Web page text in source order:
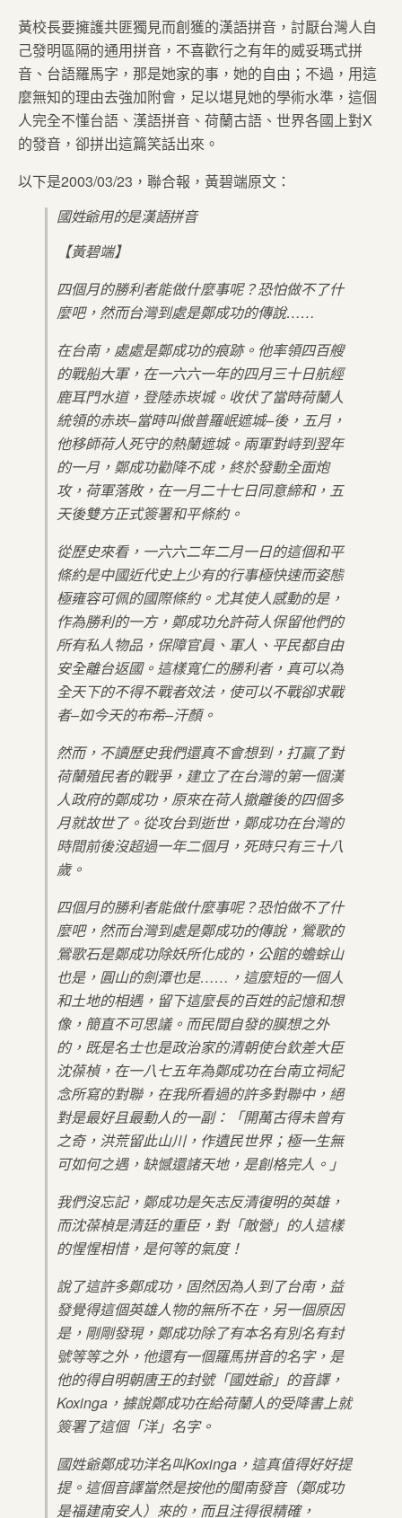
黃校長要擁護共匪獨見而創獲的漢語拼音，討厭台灣人自
己發明區隔的通用拼音，不喜歡行之有年的威妥瑪式拼
音、台語羅馬字，那是她家的事，她的自由；不過，用這
麼無知的理由去強加附會，足以堪見她的學術水準，這個
人完全不懂台語、漢語拼音、荷蘭古語、世界各國上對X
的發音，卻拼出這篇笑話出來。
以下是2003/03/23，聯合報，黃碧端原文：
國姓爺用的是漢語拼音
【黃碧端】
四個月的勝利者能做什麼事呢？恐怕做不了什
麼吧，然而台灣到處是鄭成功的傳說……
在台南，處處是鄭成功的痕跡。他率領四百艘
的戰船大軍，在一六六一年的四月三十日航經
鹿耳門水道，登陸赤崁城。收伏了當時荷蘭人
統領的赤崁–當時叫做普羅岷遮城–後，五月，
他移師荷人死守的熱蘭遮城。兩軍對峙到翌年
的一月，鄭成功勸降不成，終於發動全面炮
攻，荷軍落敗，在一月二十七日同意締和，五
天後雙方正式簽署和平條約。
從歷史來看，一六六二年二月一日的這個和平
條約是中國近代史上少有的行事極快速而姿態
極雍容可佩的國際條約。尤其使人感動的是，
作為勝利的一方，鄭成功允許荷人保留他們的
所有私人物品，保障官員、軍人、平民都自由
安全離台返國。這樣寬仁的勝利者，真可以為
全天下的不得不戰者效法，使可以不戰卻求戰
者–如今天的布希–汗顏。
然而，不讀歷史我們還真不會想到，打贏了對
荷蘭殖民者的戰爭，建立了在台灣的第一個漢
人政府的鄭成功，原來在荷人撤離後的四個多
月就故世了。從攻台到逝世，鄭成功在台灣的
時間前後沒超過一年二個月，死時只有三十八
歲。
四個月的勝利者能做什麼事呢？恐怕做不了什
麼吧，然而台灣到處是鄭成功的傳說，鶯歌的
鶯歌石是鄭成功除妖所化成的，公館的蟾蜍山
也是，圓山的劍潭也是……，這麼短的一個人
和土地的相遇，留下這麼長的百姓的記憶和想
像，簡直不可思議。而民間自發的膜想之外
的，既是名士也是政治家的清朝使台欽差大臣
沈葆楨，在一八七五年為鄭成功在台南立祠紀
念所寫的對聯，在我所看過的許多對聯中，絕
對是最好且最動人的一副：「開萬古得未曾有
之奇，洪荒留此山川，作遺民世界；極一生無
可如何之遇，缺憾還諸天地，是創格完人。」
我們沒忘記，鄭成功是矢志反清復明的英雄，
而沈葆楨是清廷的重臣，對「敵營」的人這樣
的惺惺相惜，是何等的氣度！
說了這許多鄭成功，固然因為人到了台南，益
發覺得這個英雄人物的無所不在，另一個原因
是，剛剛發現，鄭成功除了有本名有別名有封
號等等之外，他還有一個羅馬拼音的名字，是
他的得自明朝唐王的封號「國姓爺」的音譯，
Koxinga，據說鄭成功在給荷蘭人的受降書上就
簽署了這個「洋」名字。
國姓爺鄭成功洋名叫Koxinga，這真值得好好提
提。這個音譯當然是按他的閩南發音（鄭成功
是福建南安人）來的，而且注得很精確，